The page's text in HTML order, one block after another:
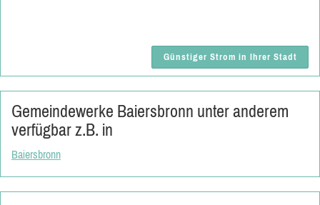
Günstiger Strom in Ihrer Stadt
Gemeindewerke Baiersbronn unter anderem
verfügbar z.B. in
Baiersbronn